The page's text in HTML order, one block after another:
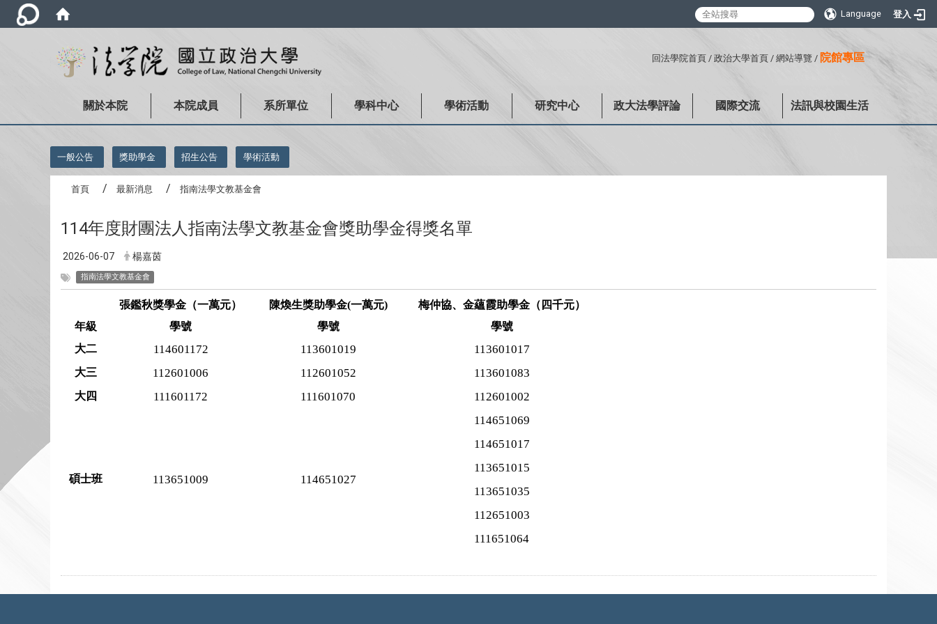
Language 登入
回法學院首頁 / 政治大學首頁 / 網站導覽 / 院館專區
關於本院 本院成員 系所單位 學科中心 學術活動 研究中心 政大法學評論 國際交流 法訊與校園生活
一般公告 獎助學金 招生公告 學術活動
首頁 最新消息 指南法學文教基金會
114年度財團法人指南法學文教基金會獎助學金得獎名單
2026-06-07 楊嘉茵
指南法學文教基金會
張鑑秋獎學金（一萬元） 陳煥生獎助學金(一萬元)
梅仲協、金蘊霞助學金（四千元）
年級
學號 學號
學號
大二
114601172 113601019 113601017
大三 112601006 112601052 113601083
大四 111601172 111601070 112601002
碩士班 113651009 114651027
114651069
114651017
113651015
113651035
112651003
111651064